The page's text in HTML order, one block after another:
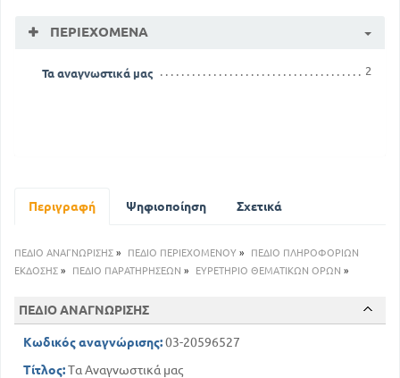
ΠΕΡΙΕΧΌΜΕΝΑ
Τα αναγνωστικά μας 2
Περιγραφή Ψηφιοποίηση Σχετικά
ΠΕΔΙΟ ΑΝΑΓΝΩΡΙΣΗΣ » ΠΕΔΙΟ ΠΕΡΙΕΧΟΜΕΝΟΥ »
ΠΕΔΙΟ ΠΛΗΡΟΦΟΡΙΩΝ
ΕΚΔΟΣΗΣ » ΠΕΔΙΟ ΠΑΡΑΤΗΡΗΣΕΩΝ » ΕΥΡΕΤΗΡΙΟ ΘΕΜΑΤΙΚΩΝ ΟΡΩΝ »
ΠΕΔΙΟ ΑΝΑΓΝΩΡΙΣΗΣ
Κωδικός αναγνώρισης:03-20596527
Τίτλος:Τα Αναγνωστικά μας